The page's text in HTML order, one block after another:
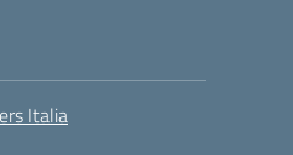
Italia